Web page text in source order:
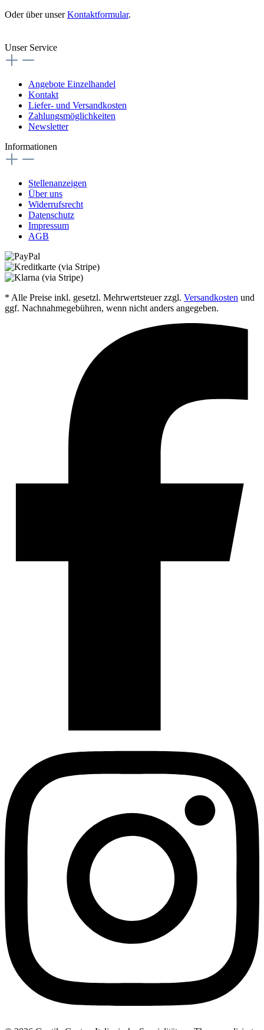
Oder über unserKontaktformular.
Unser Service
Angebote Einzelhandel
Kontakt
Liefer- und Versandkosten
Zahlungsmöglichkeiten
Newsletter
Informationen
Stellenanzeigen
Über uns
Widerrufsrecht
Datenschutz
Impressum
AGB
* Alle Preise inkl. gesetzl. Mehrwertsteuer zzgl. Versandkosten und
ggf. Nachnahmegebühren, wenn nicht anders angegeben.